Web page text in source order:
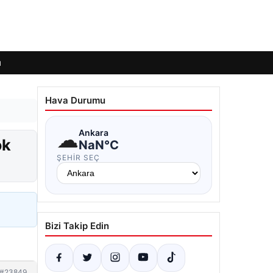
Hava Durumu
☁Ankara
NaN°C
ŞEHIR SEÇ
Bizi Takip Edin